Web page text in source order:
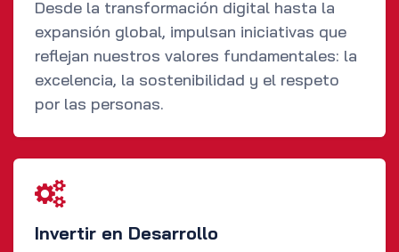
Desde la transformación digital hasta la
expansión global, impulsan iniciativas que
reflejan nuestros valores fundamentales: la
excelencia, la sostenibilidad y el respeto
por las personas.
Invertir en Desarrollo